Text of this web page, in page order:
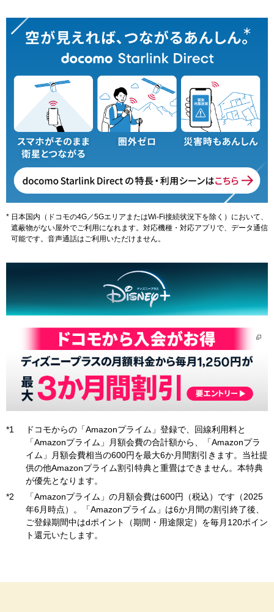
日本国内（ドコモの4G／5GエリアまたはWi-Fi接続状況下を除く）において、
遮蔽物がない屋外でご利用になれます。対応機種・対応アプリで、データ通信
可能です。音声通話はご利用いただけません。
ドコモからの「Amazonプライム」登録で、回線利用料と
「Amazonプライム」月額会費の合計額から、「Amazonプラ
イム」月額会費相当の600円を最大6か月間割引きます。当社提
供の他Amazonプライム割引特典と重畳はできません。本特典
が優先となります。
「Amazonプライム」の月額会費は600円（税込）です（2025
年6月時点）。「Amazonプライム」は6か月間の割引終了後、
ご登録期間中はdポイント（期間・用途限定）を毎月120ポイン
ト還元いたします。